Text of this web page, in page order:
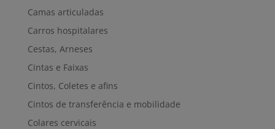
Camas articuladas
Carros hospitalares
Cestas, Arneses
Cintas e Faixas
Cintos, Coletes e afins
Cintos de transferência e mobilidade
Colares cervicais